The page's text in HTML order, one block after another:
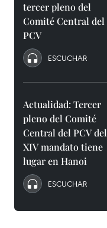
tercer pleno del
Comité Central del
PCV
ESCUCHAR
Actualidad: Tercer
pleno del Comité
Central del PCV del
XIV mandato tiene
lugar en Hanoi
ESCUCHAR